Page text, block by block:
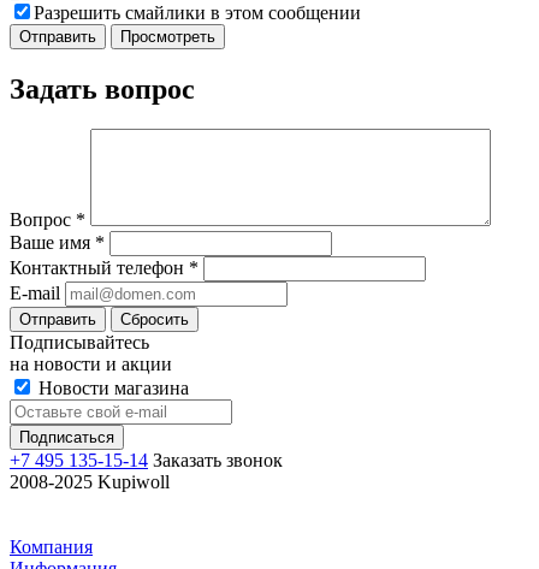
Разрешить смайлики в этом сообщении
Задать вопрос
Вопрос *
Ваше имя *
Контактный телефон *
E-mail
Отправить Сбросить
Подписывайтесь
на новости и акции
Новости магазина
+7 495 135-15-14 Заказать звонок
2008-2025 Kupiwoll
Компания